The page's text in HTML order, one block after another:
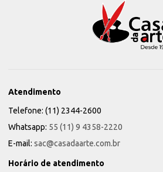
Atendimento
Telefone: (11) 2344-2600
Whatsapp: 55 (11) 9 4358-2220
E-mail: sac@casadaarte.com.br
Horário de atendimento